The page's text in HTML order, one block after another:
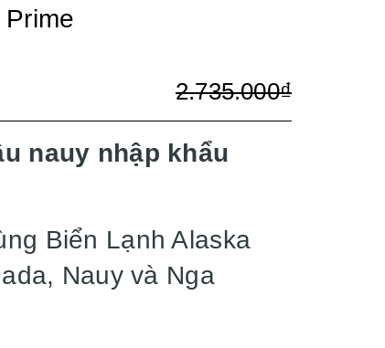
2.735.000₫
nauy nhập khẩu
Biển Lạnh Alaska
Nauy và Nga